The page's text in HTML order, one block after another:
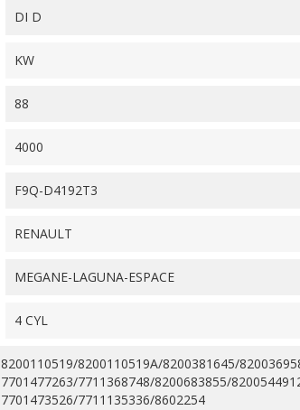
DI D
KW
88
4000
F9Q-D4192T3
RENAULT
MEGANE-LAGUNA-ESPACE
4 CYL
8200110519/8200110519A/8200381645/
7701477263/7711368748/8200683855/
7701473526/7711135336/8602254